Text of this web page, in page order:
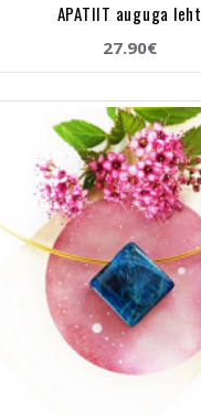
APATIIT auguga leht
27.90€